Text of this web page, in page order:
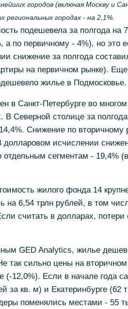
городов (включая Москву и
региональных городах - на 2,1%.
подешевела за полгода на
а по первичному - 4%), но это
снижение за полгода
на первичном рынке).
жилье в Подмосковье.
в Санкт-Петербурге во
В Северной столице за
Снижение по вторичному
исчислении
отдельным сегментам - 19,4%
жилого фонда 14
на 6,54 трлн рублей, в том
считать в долларах, потери
GED Analytics, жилье
так сильно цены на
(-12,0%). Если в начале года
за кв. м) и Екатеринбурге (62
поменялись местами - 55